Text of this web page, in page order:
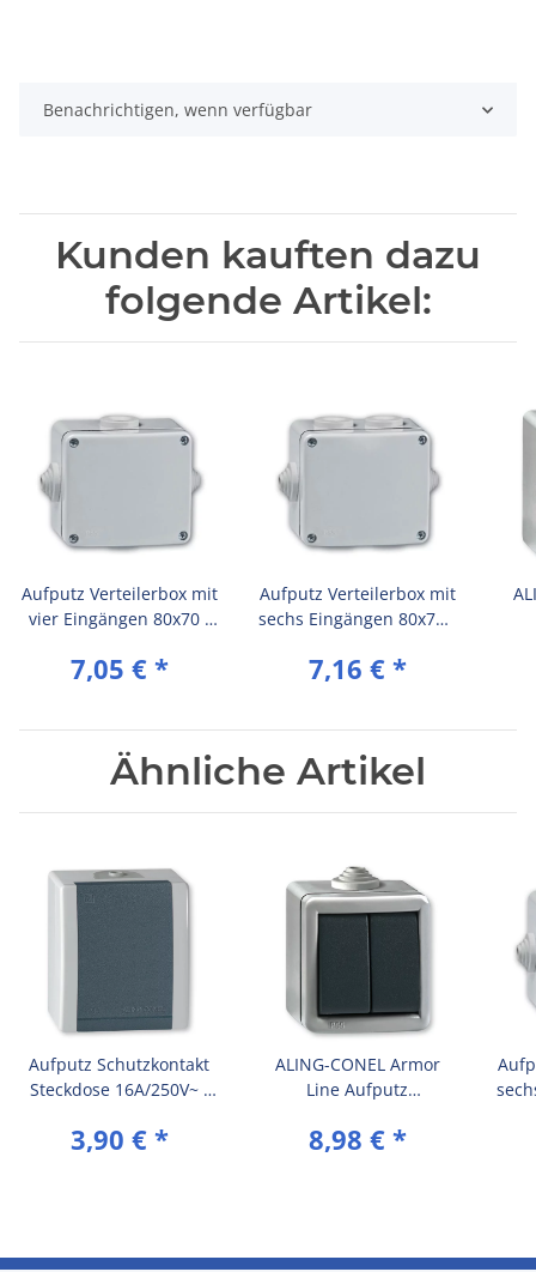
Benachrichtigen, wenn verfügbar
Kunden kauften dazu
folgende Artikel:
Aufputz Verteilerbox mit
vier Eingängen 80x70 /
(Metallausführung) Grau
7,05 € *
Aufputz Verteilerbox mit
sechs Eingängen 80x70 /
(Metallausführung) Grau
7,16 € *
Ähnliche Artikel
Aufputz Schutzkontakt
Steckdose 16A/250V~ /
Klappe
3,90 € *
ALING-CONEL Armor
Line Aufputz
10AX/250V~ / IP 55
8,98 € *